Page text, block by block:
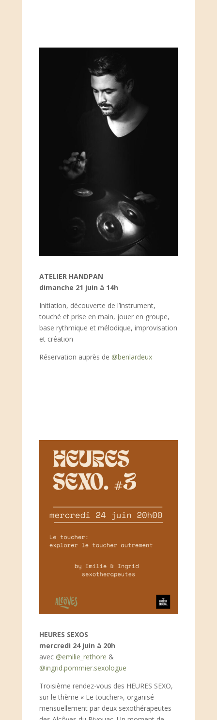
ATELIER HANDPAN
dimanche 21 juin à 14h
Initiation, découverte de l’instrument,
touché et prise en main, jouer en groupe,
base rythmique et mélodique, improvisation
et création
Réservation auprès de @benlardeux
HEURES SEXOS
mercredi 24 juin à 20h
avec @emilie_rethore &
@ingrid.pommier.sexologue
Troisième rendez-vous des HEURES SEXO,
sur le thème « Le toucher», organisé
mensuellement par deux sexothérapeutes